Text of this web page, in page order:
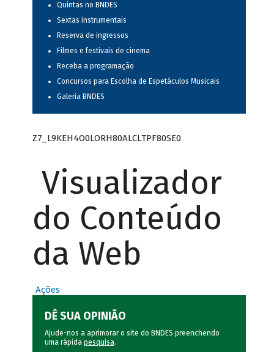
Quintas no BNDES
Sextas instrumentais
Reserva de ingressos
Filmes e festivais de cinema
Receba a programação
Concursos para Escolha de Espetáculos Musicais
Galeria BNDES
Z7_L9KEH4O0LORH80ALCLTPF80SE0
Visualizador
do Conteúdo
da Web
Ações
DÊ SUA OPINIÃO
Ajude-nos a aprimorar o site do BNDES preenchendo
uma rápida pesquisa.